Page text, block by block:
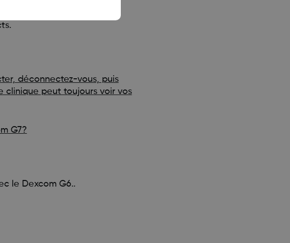
à votre clinique dans
déconnectez-vous, puis
clinique peut toujours voir vos
G7?
le Dexcom G6..